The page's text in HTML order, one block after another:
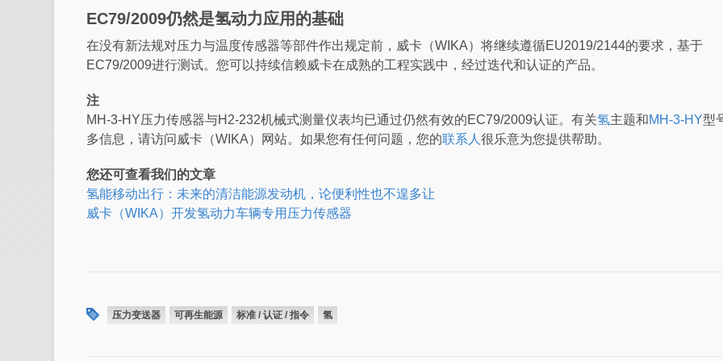
EC79/2009仍然是氢动力应用的基础
在没有新法规对压力与温度传感器等部件作出规定前，威卡（WIKA）将继续遵循EU2019/2144的要求，基于
EC79/2009进行测试。您可以持续信赖威卡在成熟的工程实践中，经过迭代和认证的产品。
注
MH-3-HY压力传感器与H2-232机械式测量仪表均已通过仍然有效的EC79/2009认证。有关氢主题和MH-3-HY型
多信息，请访问威卡（WIKA）网站。如果您有任何问题，您的联系人 很乐意为您提供帮助。
您还可查看我们的文章
氢能移动出行：未来的清洁能源发动机，论便利性也不遑多让
威卡（WIKA）开发氢动力车辆专用压力传感器
压力变送器 可再生能源 标准 / 认证 / 指令 氢